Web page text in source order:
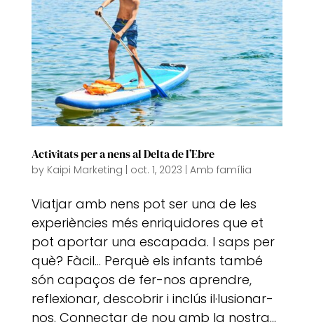
Activitats per a nens al Delta de l’Ebre
by Kaipi Marketing | oct. 1, 2023 | Amb família
Viatjar amb nens pot ser una de les
experiències més enriquidores que et
pot aportar una escapada. I saps per
què? Fàcil… Perquè els infants també
són capaços de fer-nos aprendre,
reflexionar, descobrir i inclús il·lusionar-
nos. Connectar de nou amb la nostra...